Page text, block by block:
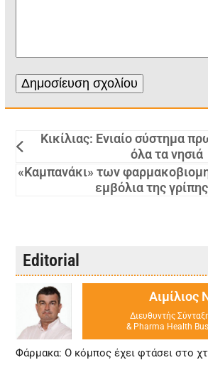
Κικίλιας: Ενιαίο σύστημα
όλα τα νησιά
«Καμπανάκι» των
εμβόλια της γρίπης
Editorial
Αιμίλιος
Διευθυντής
& Pharma Health
Φάρμακα: Ο κόμπος έχει φτάσει στο